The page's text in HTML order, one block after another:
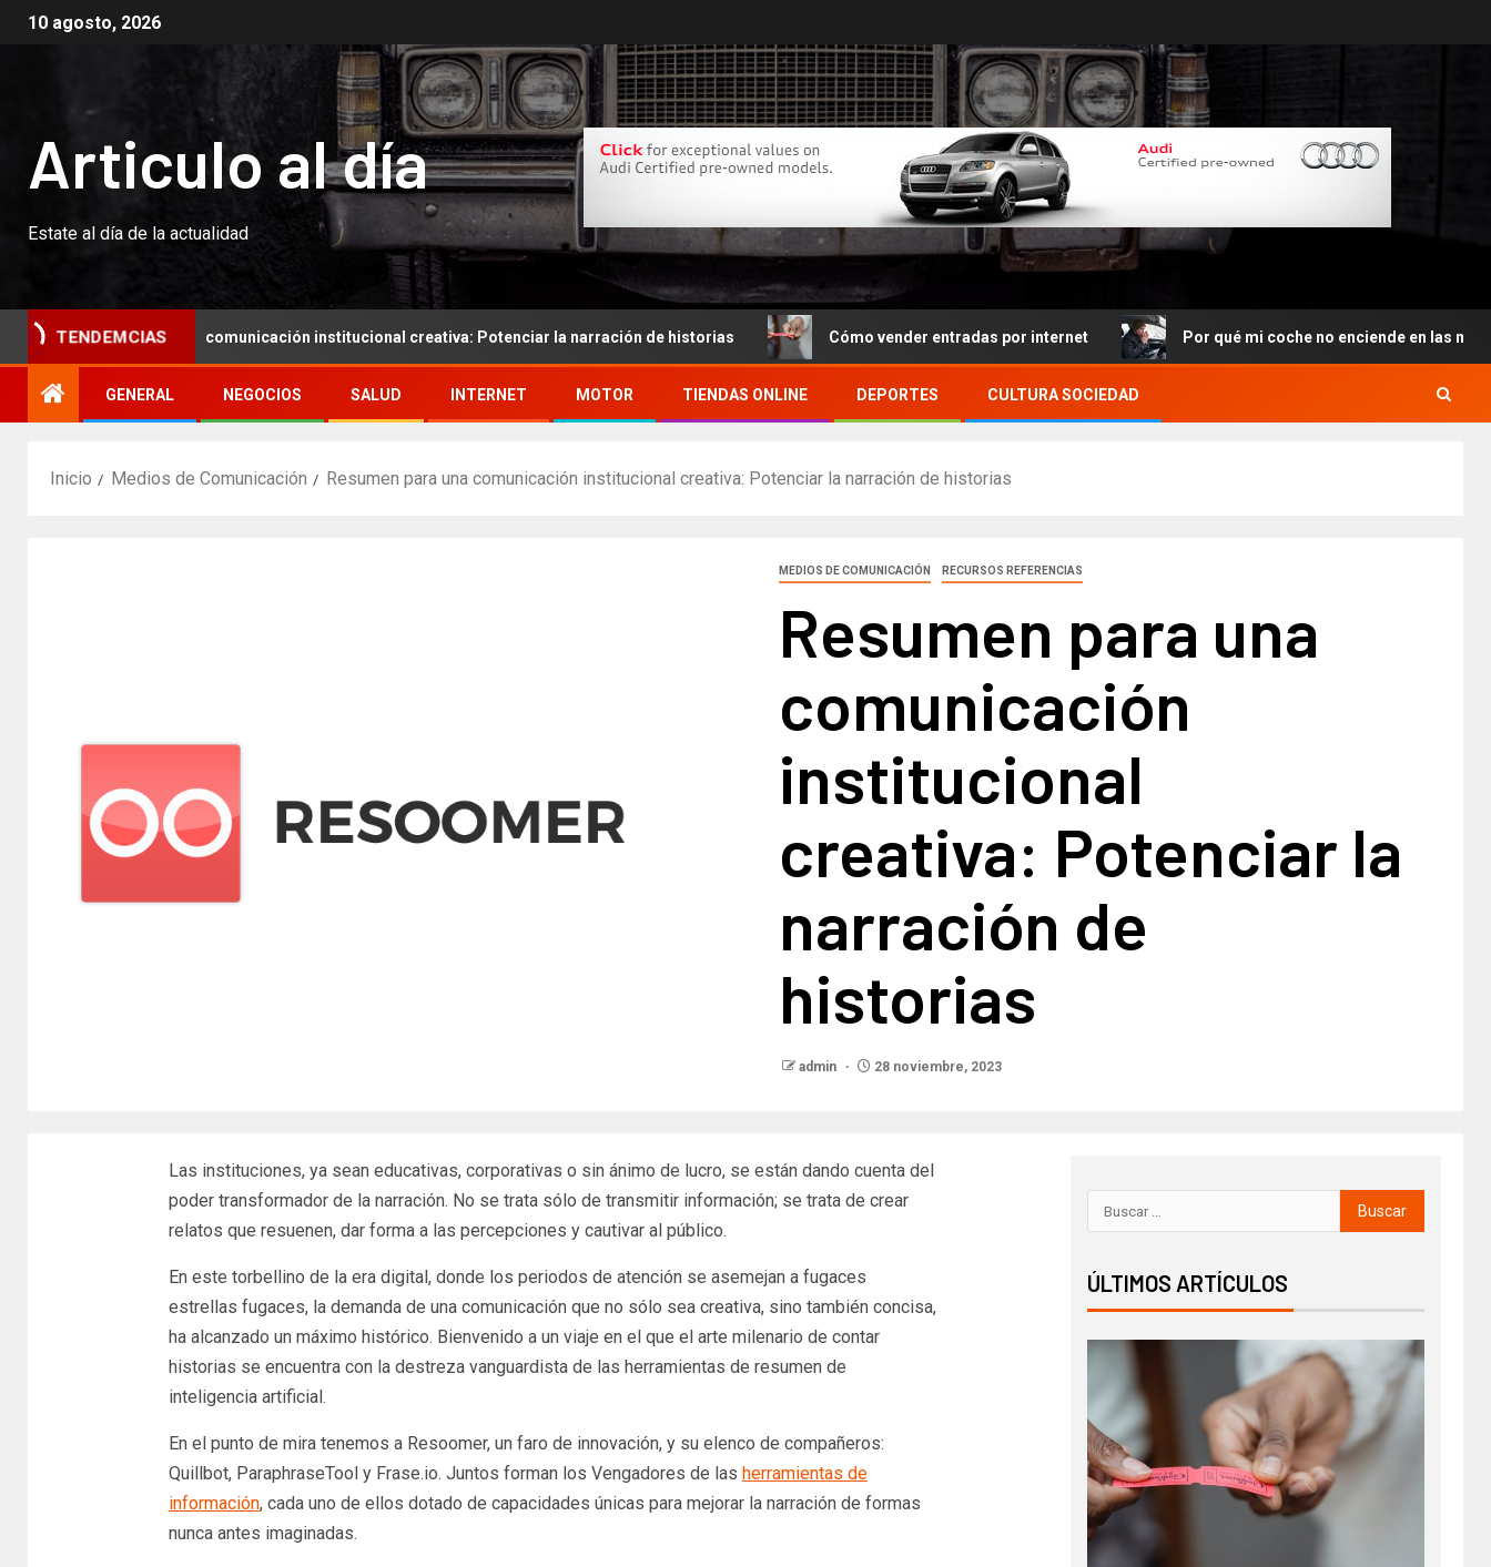
10 agosto, 2026
Articulo al día
Estate al día de la actualidad
TENDEMCIAS
Resumen para una comunicación institucional creativa: Potenciar la narración de historias Cómo vender entradas por internet Por qué mi coche no enciende en las mañanas
GENERAL NEGOCIOS SALUD INTERNET MOTOR TIENDAS ONLINE DEPORTES CULTURA SOCIEDAD
Inicio Medios de Comunicación Resumen para una comunicación institucional creativa: Potenciar la narración de historias
MEDIOS DE COMUNICACIÓN RECURSOS REFERENCIAS
Resumen para una
comunicación
institucional
creativa: Potenciar la
narración de
historias
admin 28 noviembre, 2023
Las instituciones, ya sean educativas, corporativas o sin ánimo de lucro, se están dando cuenta del
poder transformador de la narración. No se trata sólo de transmitir información; se trata de crear
relatos que resuenen, dar forma a las percepciones y cautivar al público.
En este torbellino de la era digital, donde los periodos de atención se asemejan a fugaces
estrellas fugaces, la demanda de una comunicación que no sólo sea creativa, sino también concisa,
ha alcanzado un máximo histórico. Bienvenido a un viaje en el que el arte milenario de contar
historias se encuentra con la destreza vanguardista de las herramientas de resumen de
inteligencia artificial.
En el punto de mira tenemos a Resoomer, un faro de innovación, y su elenco de compañeros:
Quillbot, ParaphraseTool y Frase.io. Juntos forman los Vengadores de las herramientas de
información, cada uno de ellos dotado de capacidades únicas para mejorar la narración de formas
nunca antes imaginadas.
ÚLTIMOS ARTÍCULOS